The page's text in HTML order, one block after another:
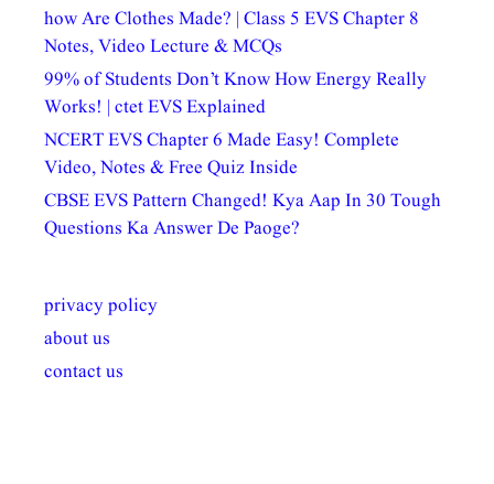
how Are Clothes Made? | Class 5 EVS Chapter 8
Notes, Video Lecture & MCQs
99% of Students Don’t Know How Energy Really
Works! | ctet EVS Explained
NCERT EVS Chapter 6 Made Easy! Complete
Video, Notes & Free Quiz Inside
CBSE EVS Pattern Changed! Kya Aap In 30 Tough
Questions Ka Answer De Paoge?
privacy policy
about us
contact us